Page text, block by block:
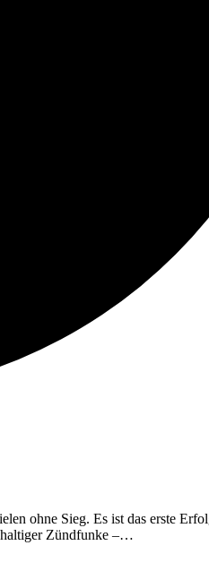
ohne Sieg. Es ist das erste
Zündfunke –…